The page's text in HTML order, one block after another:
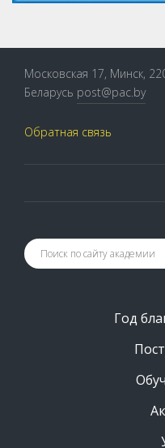
Московская 17, Минск,
Беларусь post@pac.by
Обратная связь
Год